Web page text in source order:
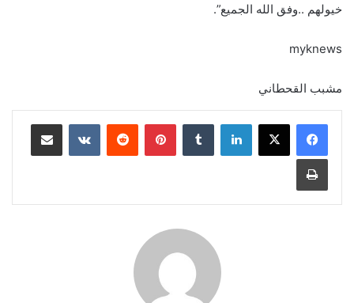
خيولهم ..وفق الله الجميع”.
myknews
مشبب القحطاني
لينكدإن بينتيريست